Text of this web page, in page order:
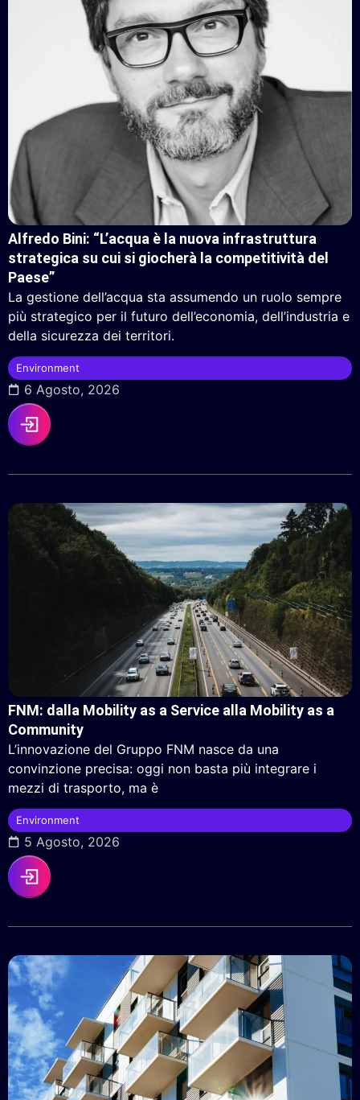
Alfredo Bini: “L’acqua è la nuova infrastruttura
strategica su cui si giocherà la competitività del
Paese”
La gestione dell’acqua sta assumendo un ruolo sempre
più strategico per il futuro dell’economia, dell’industria e
della sicurezza dei territori.
Environment
6 Agosto, 2026
FNM: dalla Mobility as a Service alla Mobility as a
Community
L’innovazione del Gruppo FNM nasce da una
convinzione precisa: oggi non basta più integrare i
mezzi di trasporto, ma è
Environment
5 Agosto, 2026